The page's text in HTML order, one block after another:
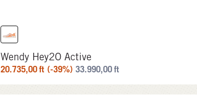
Wendy Hey2O Active
20.735,00ft (-39%) 33.990,00ft